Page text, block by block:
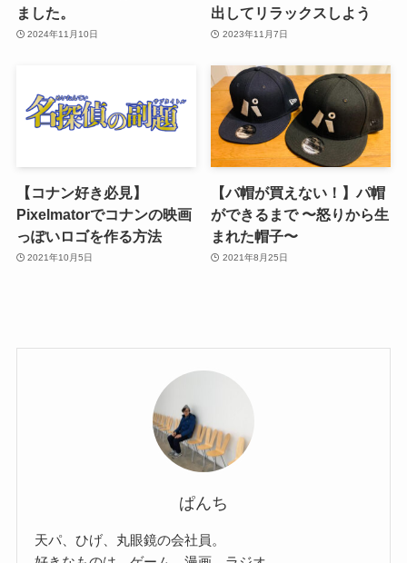
ました。
2024年11月10日
出してリラックスしよう
2023年11月7日
【コナン好き必見】
Pixelmatorでコナンの映画
っぽいロゴを作る方法
2021年10月5日
【バ帽が買えない！】パ帽
ができるまで 〜怒りから生
まれた帽子〜
2021年8月25日
ぱんち
天パ、ひげ、丸眼鏡の会社員。